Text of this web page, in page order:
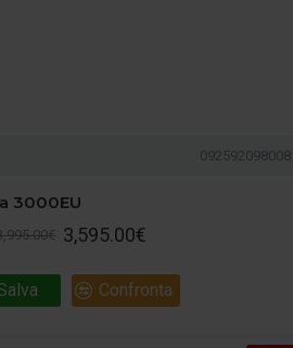
092592098008
3000EU
3,595.00€
Confronta